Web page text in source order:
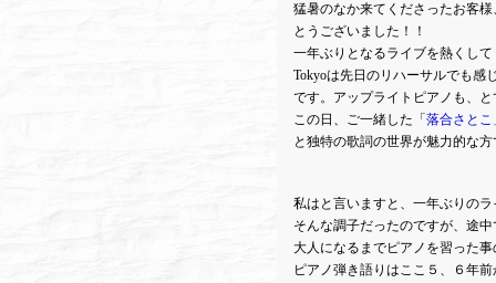
猛暑のなか来てくださったお客様
とうございました！！
一年ぶりとなるライブを熱くし
Tokyoは先日のリハーサルでも感
です。アップライトピアノも、
この日、ご一緒した「 落合さとこ
と独特の歌詞の世界が魅力的な
私はと言いますと、一年ぶりの
そんな調子だったのですが、途
大人になるまでピアノを習った
ピアノ弾き語りはここ５、６年